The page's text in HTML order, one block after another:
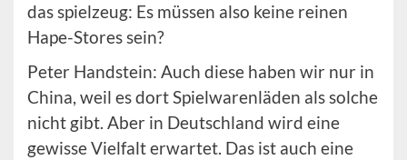
das spielzeug: Es müssen also keine reinen
Hape-Stores sein?
Peter Handstein: Auch diese haben wir nur in
China, weil es dort Spielwarenläden als solche
nicht gibt. Aber in Deutschland wird eine
gewisse Vielfalt erwartet. Das ist auch eine